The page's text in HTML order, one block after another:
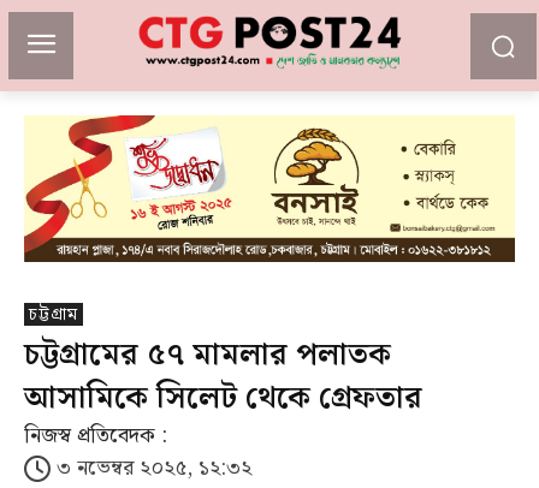
চট্টগ্রাম
চট্টগ্রামের ৫৭ মামলার পলাতক
আসামিকে সিলেট থেকে গ্রেফতার
নিজস্ব প্রতিবেদক :
৩ নভেম্বর ২০২৫, ১২:৩২